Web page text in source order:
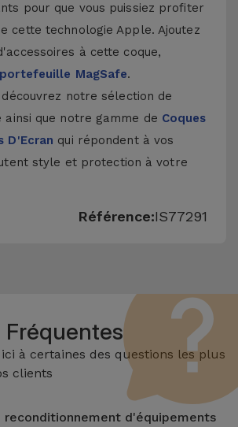
pour que vous puissiez profiter
cette technologie Apple. Ajoutez
à cette coque,
portefeuille MagSafe.
notre sélection de
ainsi que notre gamme de Coques
D'Ecran qui répondent à vos
style et protection à votre
Référence:IS77291
Fréquentes
à certaines des questions les plus
clients
reconditionnement d'équipements